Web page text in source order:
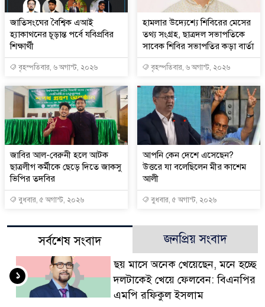
জাতিসংঘের বৈশ্বিক এআই
হ্যাকাথনের চূড়ান্ত পর্বে যবিপ্রবির
শিক্ষার্থী
বৃহস্পতিবার, ৬ অগাস্ট, ২০২৬
হামলার উদ্যেশ্যে শিবিরের মেসের
তথ্য সংগ্রহ, ছাত্রদল সভাপতিকে
সাবেক শিবির সভাপতির কড়া বার্তা
বৃহস্পতিবার, ৬ অগাস্ট, ২০২৬
জাবির আল-বেরুনী হলে আটক
ছাত্রলীগ কর্মীকে ছেড়ে দিতে জাকসু
ভিপির তদবির
বুধবার, ৫ অগাস্ট, ২০২৬
আপনি কেন দেশে এসেছেন?
উত্তরে যা বলেছিলেন মীর কাশেম
আলী
বুধবার, ৫ অগাস্ট, ২০২৬
সর্বশেষ সংবাদ জনপ্রিয় সংবাদ
ছয় মাসে অনেক খেয়েছেন, মনে হচ্ছে
দলটাকেই খেয়ে ফেলবেন: বিএনপির
এমপি রফিকুল ইসলাম
১